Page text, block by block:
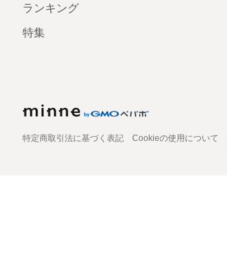
ランキング
特集
特定商取引法に基づく表記 Cookieの使用について